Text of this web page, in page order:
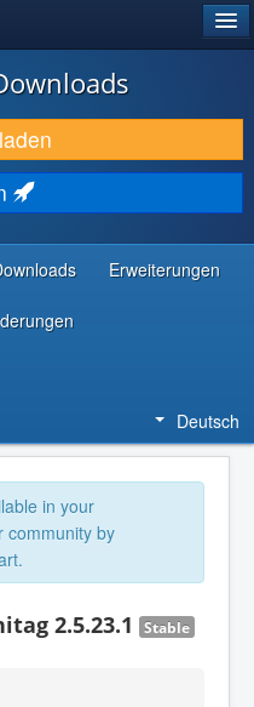
Erweiterungen
Deutsch
in your
community by
2.5.23.1 Stable